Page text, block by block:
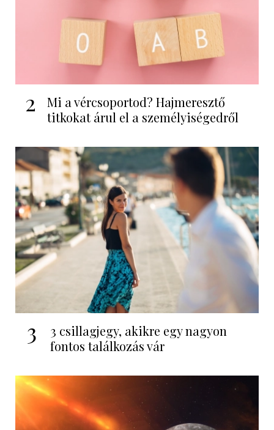
2
Mi a vércsoportod? Hajmeresztő
titkokat árul el a személyiségedről
3
3 csillagjegy, akikre egy nagyon
fontos találkozás vár